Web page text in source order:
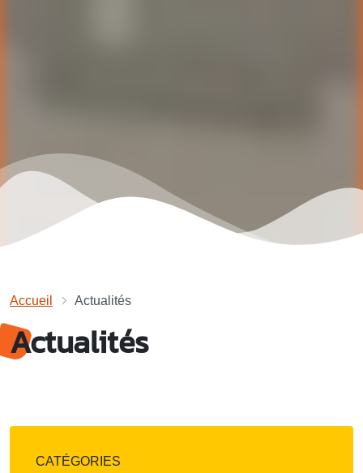
Accueil Actualités
Actualités
CATÉGORIES